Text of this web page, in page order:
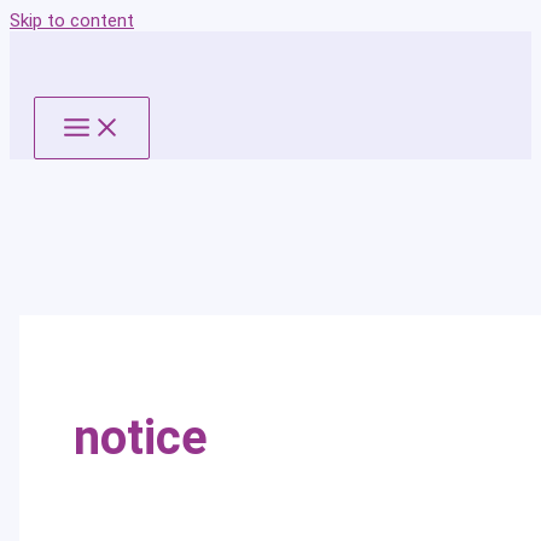
Skip to content
notice